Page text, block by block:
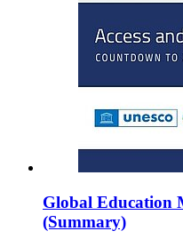
Global Education
(Summary)